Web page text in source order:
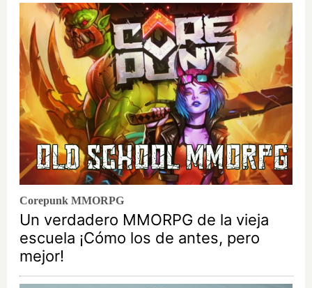
Corepunk MMORPG
Un verdadero MMORPG de la vieja
escuela ¡Cómo los de antes, pero
mejor!